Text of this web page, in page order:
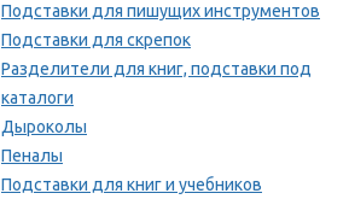
Подставки для пишущих инструментов
Подставки для скрепок
Разделители для книг, подставки под
каталоги
Дыроколы
Пеналы
Подставки для книг и учебников